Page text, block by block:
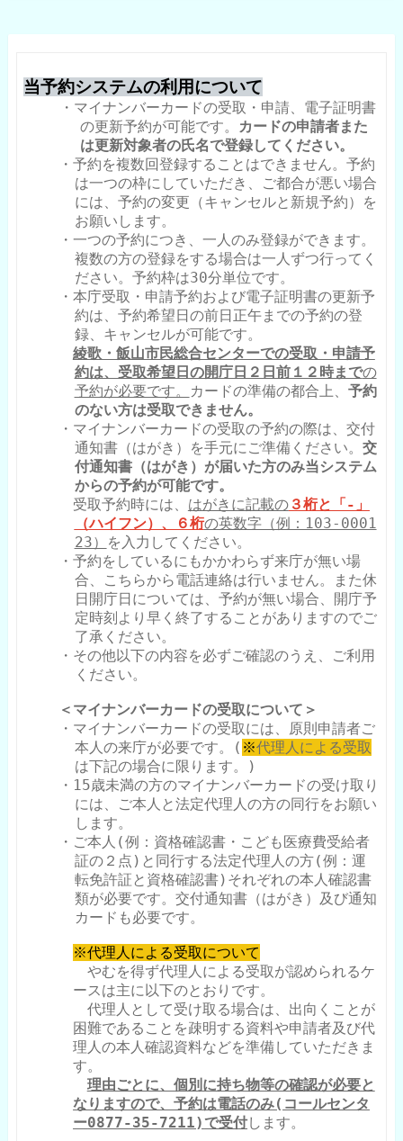
当予約システムの利用について
・マイナンバーカードの受取・申請、電子証明書
の更新予約が可能です。 カードの申請者また
は更新対象者の氏名で登録してください。
・予約を複数回登録することはできません。予約
は一つの枠にしていただき、ご都合が悪い場合
には、予約の変更（キャンセルと新規予約）を
お願いします。
・一つの予約につき、一人のみ登録ができます。
複数の方の登録をする場合は一人ずつ行ってく
ださい。予約枠は30分単位です。
・本庁受取・申請予約および電子証明書の更新予
約は、予約希望日の前日正午までの予約の登
録、キャンセルが可能です。
綾歌・飯山市民総合センターでの受取・申請予
約は、受取希望日の開庁日２日前１２時までの
予約が必要です。
カードの準備の都合上、 予約
のない方は受取できません。
・マイナンバーカードの受取の予約の際は、交付
通知書（はがき）を手元にご準備ください。 交
付通知書（はがき）が届いた方のみ当システム
からの予約が可能です。
受取予約時には、 はがきに記載の３桁と「-」
（ハイフン）、６桁の英数字（例：103-0001
23）
を入力してください。
・予約をしているにもかかわらず来庁が無い場
合、こちらから電話連絡は行いません。また休
日開庁日については、予約が無い場合、開庁予
定時刻より早く終了することがありますのでご
了承ください。
・その他以下の内容を必ずご確認のうえ、ご利用
ください。
＜マイナンバーカードの受取について＞
・マイナンバーカードの受取には、原則申請者ご
本人の来庁が必要です。( ※代理人による受取
は下記の場合に限ります。)
・ 15歳未満の方のマイナンバーカードの受け取り
には、ご本人と法定代理人の方の同行をお願い
します。
・ご本人 (例：資格確認書・こども医療費受給者
証の２点 ) と同行する法定代理人の方(例：運
転免許証と資格確認書) それぞれの本人確認書
類が必要です。交付通知書（はがき）及び通知
カードも必要です。
※代理人による受取について
やむを得ず代理人による受取が認められるケ
ースは主に以下のとおりです。
代理人として受け取る場合は、出向くことが
困難であることを疎明する資料や申請者及び代
理人の本人確認資料などを準備していただきま
す。
理由ごとに、個別に持ち物等の確認が必要と
なりますので、予約は電話のみ(コールセンタ
ー0877-35-7211)で受付します。